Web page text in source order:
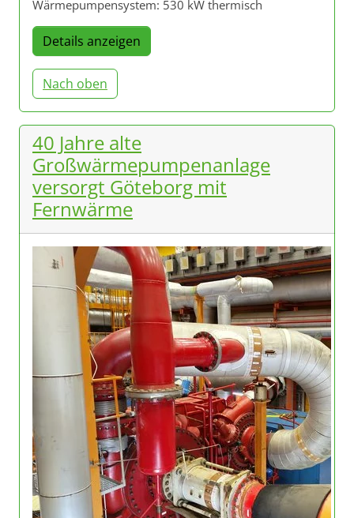
Wärmepumpensystem: 530 kW thermisch
Details anzeigen
Nach oben
40 Jahre alte
Großwärmepumpenanlage
versorgt Göteborg mit
Fernwärme